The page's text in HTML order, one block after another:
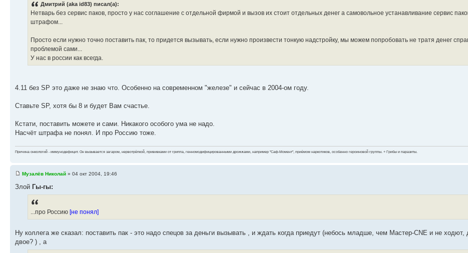
Дмитрий (aka id83) писал(а):
Нетварь без сервис паков, просто у нас соглашение с отдельной фирмой и вызов их стоит отдельных денег а самовольное устанавливание сервис
штрафом...
Просто если нужно точно поставить пак, то придется вызывать, если нужно произвести тонкую надстройку, мы можем попробовать не тратя денег
проблемой сами...
У нас в россии как всегда.
4.11 без SP это даже не знаю что. Особенно на современном "железе" и сейчас в 2004-ом году.
Ставьте SP, хотя бы 8 и будет Вам счастье.
Кстати, поставить можете и сами. Никакого особого ума не надо.
Насчёт штрафа не понял. И про Россию тоже.
Причина онкологий - иммунодефицит. Он вызывается загаром, нервотрёпкой, прививками от гриппа, генномодифицированными дрожжами, например "Саф-Момент", приёмом наркотиков, особенно героиновой группы. + Грибы и паразиты.
Музалёв Николай » 04 окт 2004, 19:46
Злой Гы-гы:
...про Россию [не понял]
Ну коллега же сказал: поставить пак - это надо спецов за деньги вызывать , и ждать когда приедут (небось младше, чем Мастер-CNE и не ходют,
двое? ) , а